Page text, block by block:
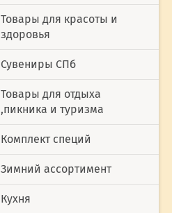
Товары для красоты и
здоровья
Сувениры СПб
Товары для отдыха
,пикника и туризма
Комплект специй
Зимний ассортимент
Кухня